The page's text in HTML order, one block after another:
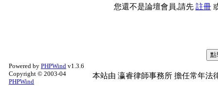
您還不是論壇會員,請先 註冊
Powered by PHPWind v1.3.6
Copyright © 2003-04
PHPWind
本站由 瀛睿律師事務所 擔任常年法